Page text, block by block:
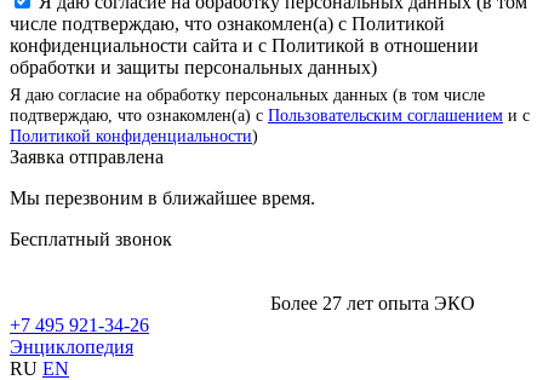
числе подтверждаю, что ознакомлен(а) с Политикой
конфиденциальности сайта и с Политикой в отношении
обработки и защиты персональных данных)
Я даю согласие на обработку персональных данных (в том числе
подтверждаю, что ознакомлен(а) с Пользовательским соглашением и с
Политикой конфиденциальности)
Заявка отправлена
Мы перезвоним в ближайшее время.
Бесплатный звонок
Более 27 лет опыта ЭКО
+7 495 921-34-26
Энциклопедия
RU EN